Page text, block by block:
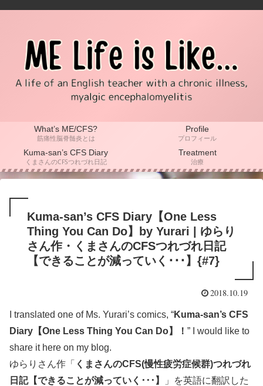
What’s ME/CFS?
筋痛性脳脊髄炎とは
Profile
プロフィール
Kuma-san’s CFS Diary
くまさんのCFSつれづれ日記
Treatment
治療
Kuma-san’s CFS Diary【One Less
Thing You Can Do】by Yurari | ゆらり
さん作・くまさんのCFSつれづれ日記
【できることが減っていく･･･】{#7}
2018.10.19
I translated one of Ms. Yurari’s comics, “Kuma-san’s CFS
Diary【One Less Thing You Can Do】！ ” I would like to
share it here on my blog.
ゆらりさん作「 くまさんのCFS(慢性疲労症候群)つれづれ
日記【できることが減っていく･･･】
」を英語に翻訳した